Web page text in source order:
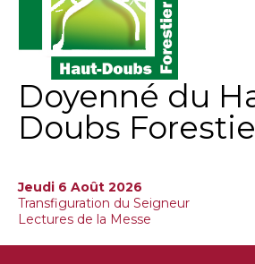
Doyenné du
Doubs
Jeudi 6 Août 2026
Transfiguration du Seigneur
Lectures de la Messe